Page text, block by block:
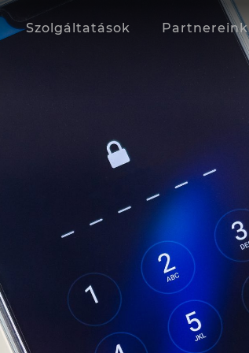
Szolgáltatások Partnereink